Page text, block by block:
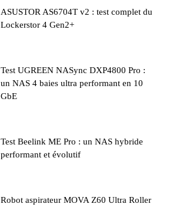
ASUSTOR AS6704T v2 : test complet du
Lockerstor 4 Gen2+
Test UGREEN NASync DXP4800 Pro :
un NAS 4 baies ultra performant en 10
GbE
Test Beelink ME Pro : un NAS hybride
performant et évolutif
Robot aspirateur MOVA Z60 Ultra Roller